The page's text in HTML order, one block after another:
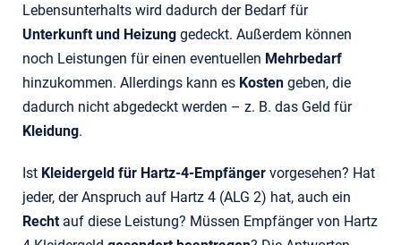
Lebensunterhalts wird dadurch der Bedarf für
Unterkunft und Heizung gedeckt. Außerdem können
noch Leistungen für einen eventuellen Mehrbedarf
hinzukommen. Allerdings kann es Kosten geben, die
dadurch nicht abgedeckt werden – z. B. das Geld für
Kleidung.
Ist Kleidergeld für Hartz-4-Empfänger vorgesehen? Hat
jeder, der Anspruch auf Hartz 4 (ALG 2) hat, auch ein
Rechtauf diese Leistung? Müssen Empfänger von Hartz